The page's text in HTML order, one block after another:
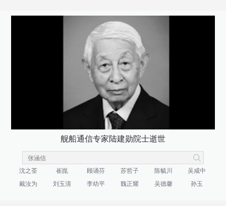
舰船通信专家陆建勋院士逝世
沈之荃 崔崑 顾诵芬 苏哲子 陈毓川
吴咸中
戴汝为
刘玉清 李幼平 魏正耀 吴德馨 孙玉